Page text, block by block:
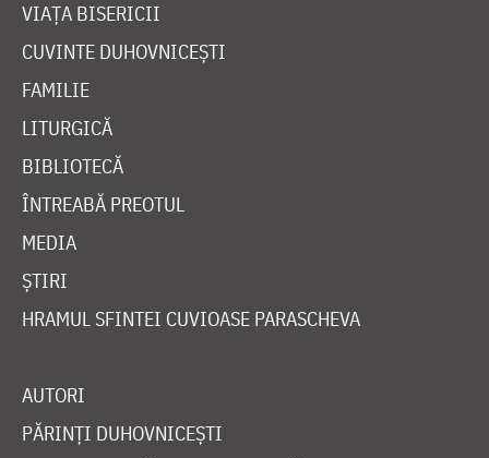
VIAȚA BISERICII
CUVINTE DUHOVNICEȘTI
FAMILIE
LITURGICĂ
BIBLIOTECĂ
ÎNTREABĂ PREOTUL
MEDIA
ȘTIRI
HRAMUL SFINTEI CUVIOASE PARASCHEVA
AUTORI
PĂRINȚI DUHOVNICEȘTI